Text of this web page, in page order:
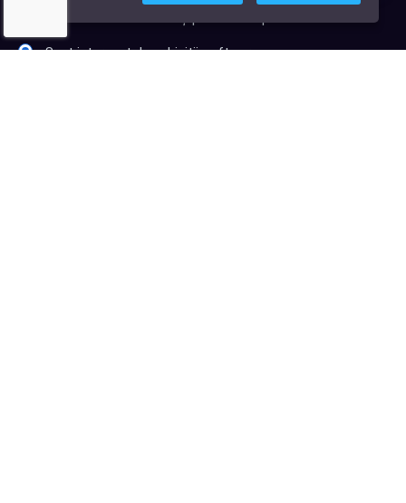
Sunt interesat de achiziții software